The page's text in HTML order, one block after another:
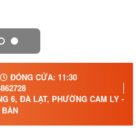
ĐÓNG CỬA: 11:30
6, ĐÀ LẠT, PHƯỜNG CAM LY -